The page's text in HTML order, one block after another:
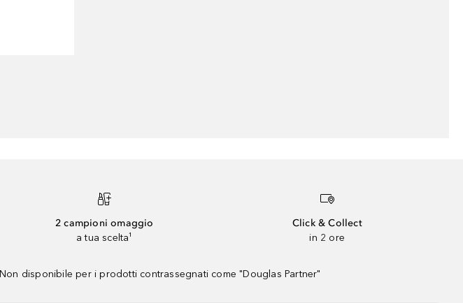
2 campioni omaggio
a tua scelta¹
Click & Collect
in 2 ore
disponibile per i prodotti contrassegnati come "Douglas Partner"